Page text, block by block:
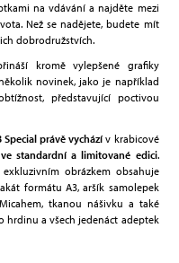
na vdávání a najděte mezi
Než se nadějete, budete mít
dobrodružstvích.
kromě vylepšené grafiky
novinek, jako je například
představující poctivou
Special právě vycházív krabicové
ve standardní a limitované edici.
obrázkem obsahuje
formátu A3, aršík samolepek
tkanou nášivku a také
hrdinu a všech jedenáct adeptek